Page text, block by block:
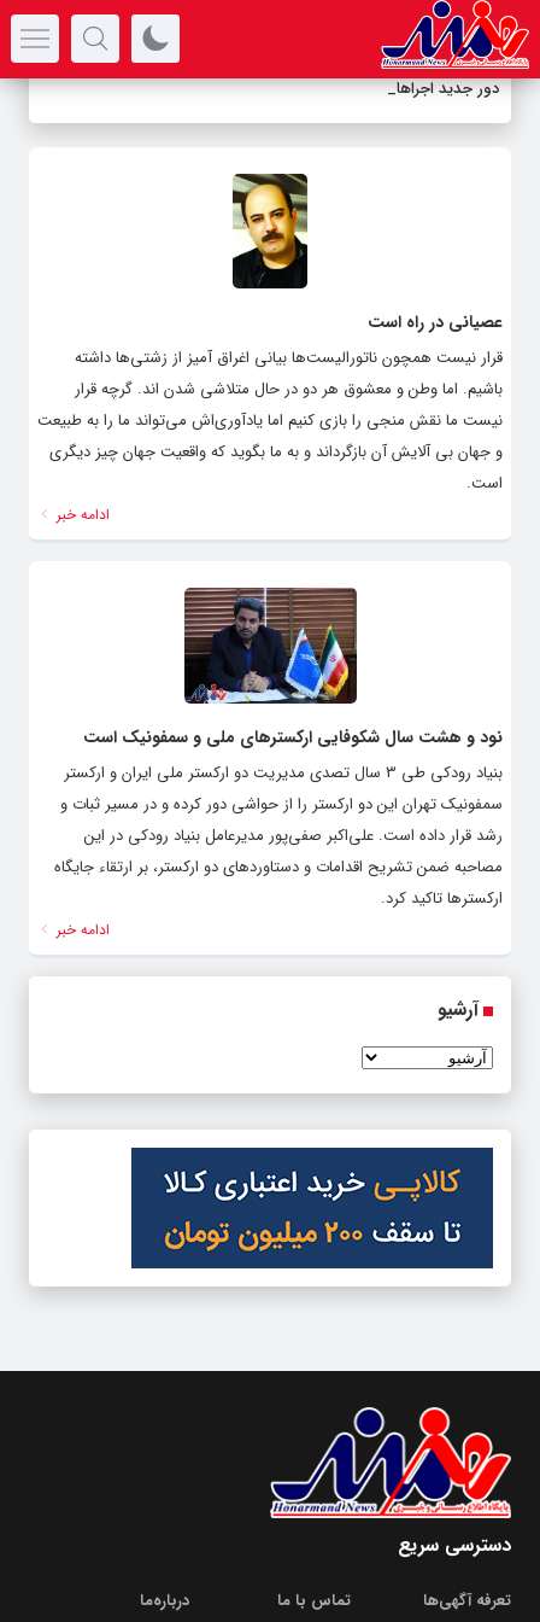
دور جدید اجراهای_
عصیانی در راه است
قرار نیست همچون ناتورالیست‌ها بیانی اغراق آمیز از زشتی‌ها داشته
باشیم. اما وطن و معشوق هر دو در حال متلاشی شدن اند. گرچه قرار
نیست ما نقش منجی را بازی کنیم اما یادآوری‌اش می‌تواند ما را به طبیعت
و جهان بی آلایش آن بازگرداند و به ما بگوید که واقعیت جهان چیز دیگری
است.
ادامه خبر
نود و هشت سال شکوفایی ارکسترهای ملی و سمفونیک است
بنیاد رودکی طی 3 سال تصدی مدیریت دو ارکستر ملی ایران و ارکستر
سمفونیک تهران این دو ارکستر را از حواشی دور کرده و در مسیر ثبات و
رشد قرار داده است. علی‌اکبر صفی‌پور مدیرعامل بنیاد رودکی در این
مصاحبه ضمن تشریح اقدامات و دستاوردهای دو ارکستر، بر ارتقاء جایگاه
ارکسترها تاکید کرد.
ادامه خبر
آرشیو
دسترسی سریع
تعرفه آگهی‌ها تماس با ما درباره‌‌ما